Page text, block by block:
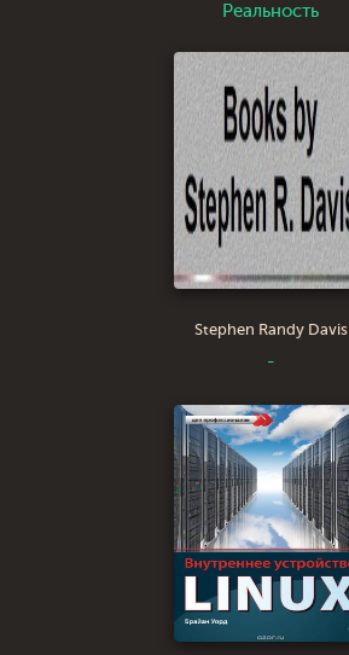
Реальность
Stephen Randy Davis
-